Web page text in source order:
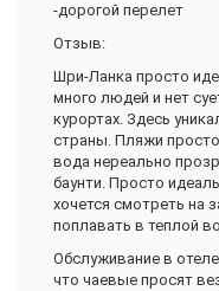
-дорогой перелет
Отзыв:
Шри-Ланка просто
много людей и нет
курортах. Здесь
страны. Пляжи
вода нереально
баунти. Просто
хочется смотреть на
поплавать в теплой
Обслуживание в
что чаевые просят